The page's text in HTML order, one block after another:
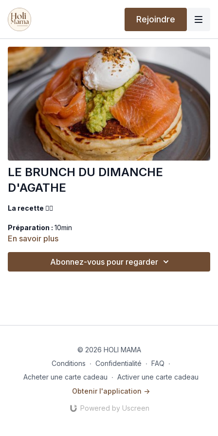
Rejoindre
LE BRUNCH DU DIMANCHE
D'AGATHE
La recette 👇🏼
Préparation : 10min
Ingrédients :
une salade de carottes râpées
Pour les plus gourmands :
1 yaourt végétal/ personne
granola choco
Tartinez les pancakes de purée d’amande, découpez l’avocat
saumon fumé sur l’autre. Arrosez du jus d’un demi-citron et
En savoir plus
Abonnez-vous pour regarder
© 2026 HOLI MAMA
Conditions ∙ Confidentialité ∙ FAQ ∙
Acheter une carte cadeau ∙ Activer une carte cadeau
Obtenir l'application ->
Powered by Uscreen